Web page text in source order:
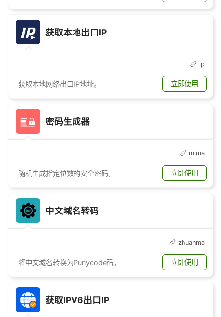
获取本地出口IP
ip
获取本地网络出口IP地址。 立即使用
密码生成器
mima
随机生成指定位数的安全密码。 立即使用
中文域名转码
zhuanma
将中文域名转换为Punycode码。 立即使用
获取IPV6出口IP